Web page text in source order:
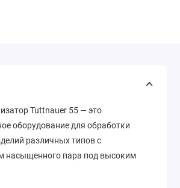
Tuttnauer 55 — это
оборудование для обработки
различных типов с
насыщенного пара под высоким